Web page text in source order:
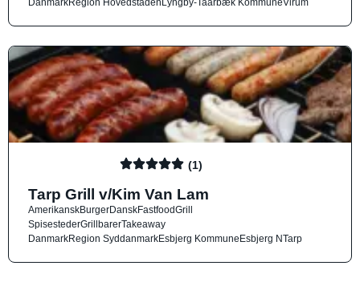
(1)
Tarp Grill v/Kim Van Lam
AmerikanskBurgerDanskFastfoodGrill
SpisestederGrillbarerTakeaway
DanmarkRegion SyddanmarkEsbjerg KommuneEsbjerg NTarp